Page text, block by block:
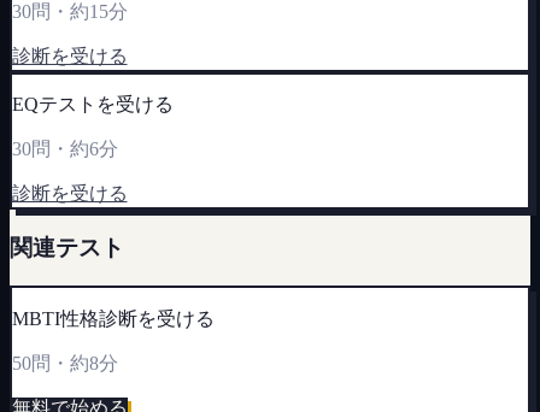
30問・約15分
診断を受ける
EQテストを受ける
30問・約6分
診断を受ける
関連テスト
MBTI性格診断を受ける
50問・約8分
無料で始める